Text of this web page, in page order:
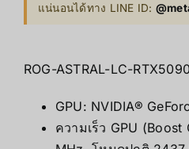
แน่นอนได้ทาง LINE ID:
ROG-ASTRAL-LC-
GPU: NVIDIA®
ความเร็ว GPU